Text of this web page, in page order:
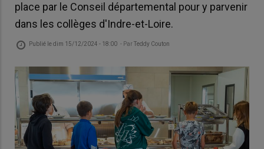
place par le Conseil départemental pour y parvenir
dans les collèges d'Indre-et-Loire.
Publié ledim 15/12/2024 - 18:00 - ParTeddy Couton